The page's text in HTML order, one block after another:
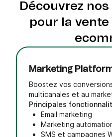
Découvrez
pour la
Marketing
Boostez vos
multicanales et au
Principales
Email marketing
Marketing
SMS et campagnes